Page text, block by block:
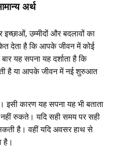
अर्थ
उम्मीदों और बदलावों का
देता है कि आपके जीवन में कोई
यह सपना यह दर्शाता है कि
है या आपके जीवन में नई शुरुआत
इसी कारण यह सपना यह भी बताता
रुकते। यदि सही समय पर सही
है। वहीं यदि अवसर हाथ से
है।